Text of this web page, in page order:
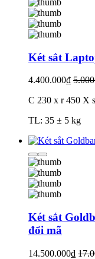
Két sắt
4.400.000₫
C 230 x r 450 X
TL: 35 ± 5 kg
Két sắt
đổi mã
14.500.000₫